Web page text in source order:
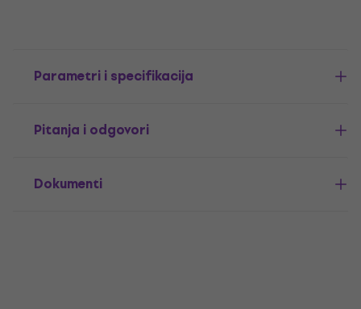
Parametri i specifikacija
Pitanja i odgovori
Dokumenti